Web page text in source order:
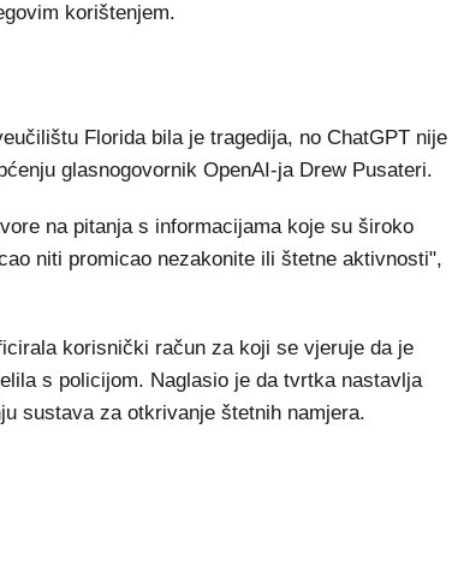
korištenjem.
Florida bila je tragedija, no ChatGPT nije
glasnogovornik OpenAI-ja Drew Pusateri.
na pitanja s informacijama koje su široko
niti promicao nezakonite ili štetne aktivnosti",
korisnički račun za koji se vjeruje da je
s policijom. Naglasio je da tvrtka nastavlja
sustava za otkrivanje štetnih namjera.